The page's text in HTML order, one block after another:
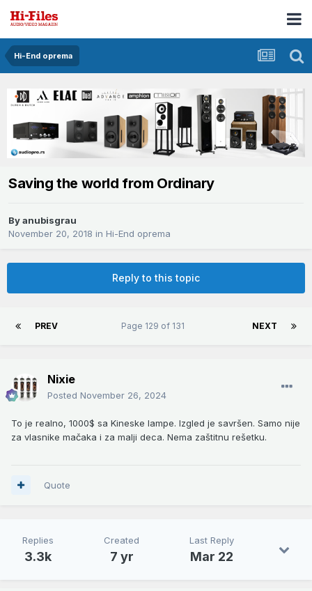
Hi-End oprema
Saving the world from Ordinary
Byanubisgrau
November 20, 2018 in Hi-End oprema
Reply to this topic
PREV NEXT
Page 129 of 131
Nixie
Posted November 26, 2024
To je realno, 1000$ sa Kineske lampe. Izgled je savršen. Samo nije
za vlasnike mačaka i za malji deca. Nema zaštitnu rešetku.
Quote
Replies
3.3k
Created
7 yr
Last Reply
Mar 22